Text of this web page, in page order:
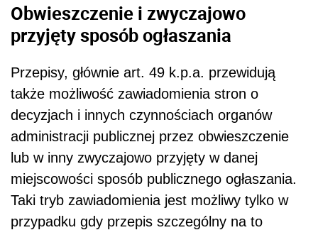
Obwieszczenie i zwyczajowo
przyjęty sposób ogłaszania
Przepisy, głównie art. 49 k.p.a. przewidują
także możliwość zawiadomienia stron o
decyzjach i innych czynnościach organów
administracji publicznej przez obwieszczenie
lub w inny zwyczajowo przyjęty w danej
miejscowości sposób publicznego ogłaszania.
Taki tryb zawiadomienia jest możliwy tylko w
przypadku gdy przepis szczególny na to